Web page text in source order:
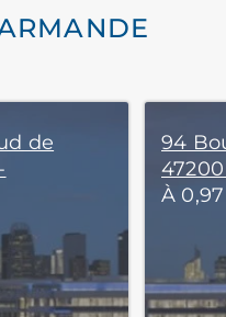
de
94
À